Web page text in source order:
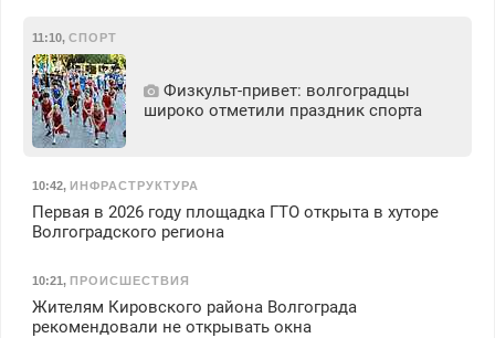
11:10, СПОРТ
Физкульт‑привет: волгоградцы
широко отметили праздник спорта
10:42, ИНФРАСТРУКТУРА
Первая в 2026 году площадка ГТО открыта в хуторе
Волгоградского региона
10:21, ПРОИСШЕСТВИЯ
Жителям Кировского района Волгограда
рекомендовали не открывать окна